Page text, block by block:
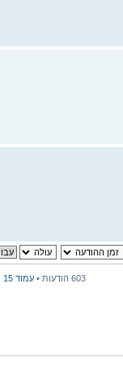
603 הודעות • עמוד 15